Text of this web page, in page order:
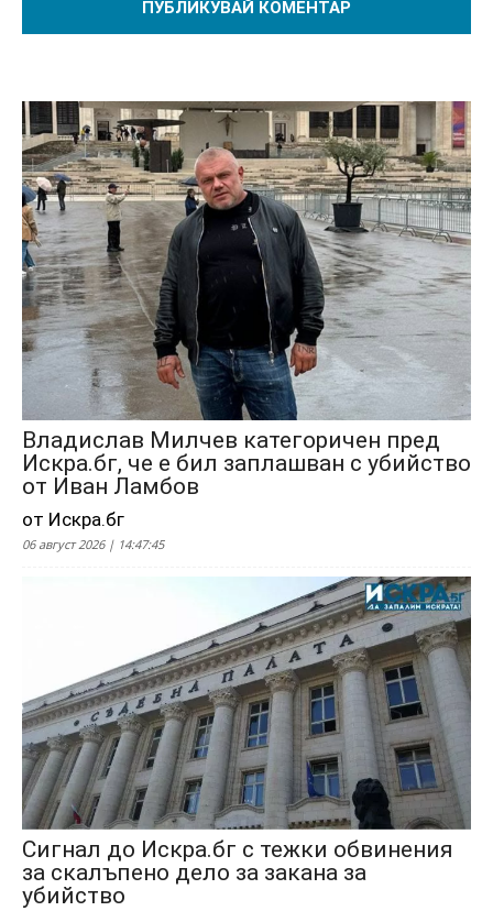
Владислав Милчев категоричен пред
Искра.бг, че е бил заплашван с убийство
от Иван Ламбов
от Искра.бг
06 август 2026 | 14:47:45
Сигнал до Искра.бг с тежки обвинения
за скалъпено дело за закана за
убийство